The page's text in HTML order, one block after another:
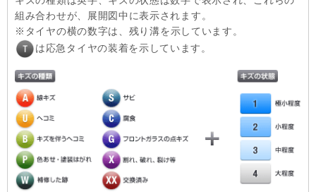
組み合わせが、展開図中に表示されます。
タイヤの横の数字は、残り溝を示しています。
は応急タイヤの装着を示しています。